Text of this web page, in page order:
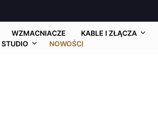
WZMACNIACZE KABLE I ZŁĄCZA
STUDIO NOWOŚCI